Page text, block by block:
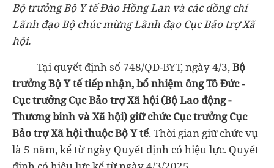
Bộ trưởng Bộ Y tế Đào Hồng Lan và các đồng chí
Lãnh đạo Bộ chúc mừng Lãnh đạo Cục Bảo trợ Xã
hội.
Tại quyết định số 748/QĐ-BYT, ngày 4/3,Bộ
trưởng Bộ Y tế tiếp nhận, bổ nhiệm ông Tô Đức -
Cục trưởng Cục Bảo trợ Xã hội (Bộ Lao động -
Thương binh và Xã hội) giữ chức Cục trưởng Cục
Bảo trợ Xã hội thuộc Bộ Y tế. Thời gian giữ chức vụ
là 5 năm, kể từ ngày Quyết định có hiệu lực. Quyết